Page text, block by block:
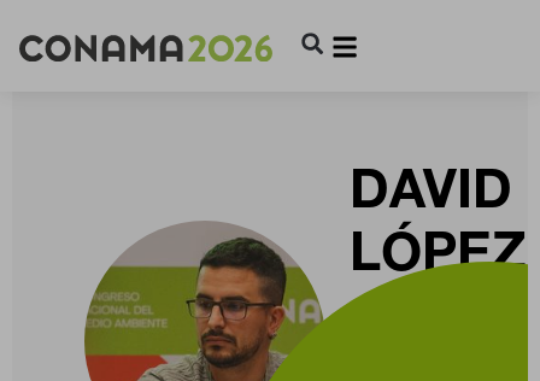
DAVID
LÓPEZ